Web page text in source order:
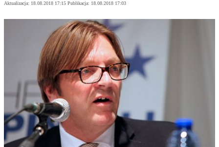
Aktualizacja: 18.08.2018 17:15 Publikacja: 18.08.2018 17:03